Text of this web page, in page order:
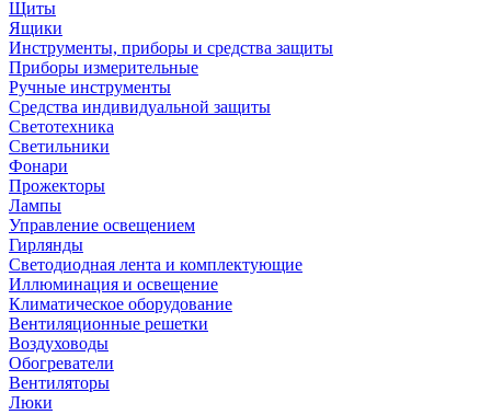
Щиты
Ящики
Инструменты, приборы и средства защиты
Приборы измерительные
Ручные инструменты
Средства индивидуальной защиты
Светотехника
Светильники
Фонари
Прожекторы
Лампы
Управление освещением
Гирлянды
Светодиодная лента и комплектующие
Иллюминация и освещение
Климатическое оборудование
Вентиляционные решетки
Воздуховоды
Обогреватели
Вентиляторы
Люки